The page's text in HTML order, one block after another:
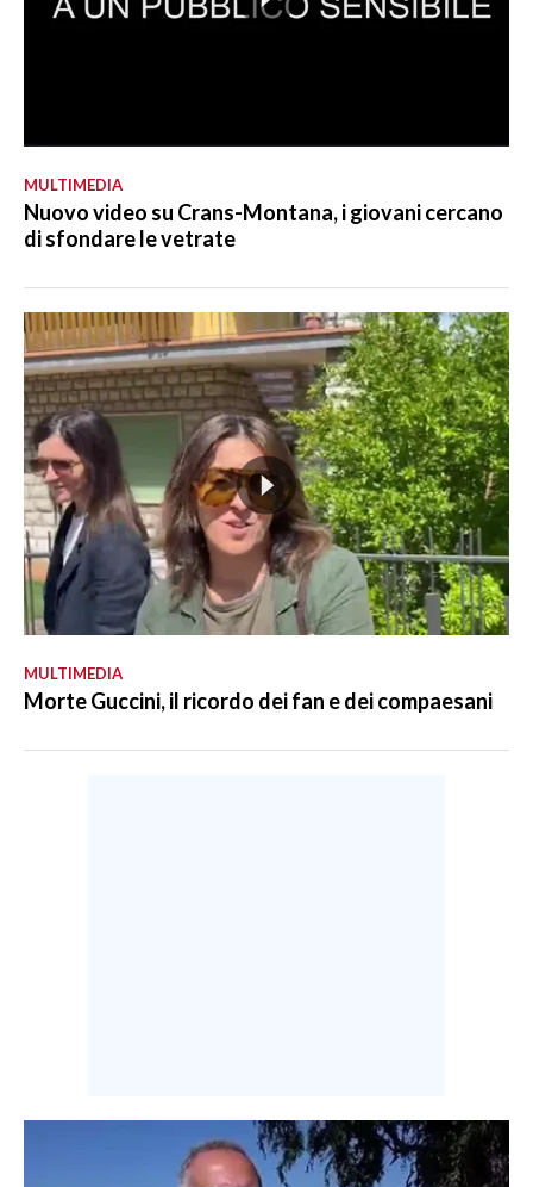
MULTIMEDIA
Nuovo video su Crans-Montana, i giovani cercano
di sfondare le vetrate
MULTIMEDIA
Morte Guccini, il ricordo dei fan e dei compaesani